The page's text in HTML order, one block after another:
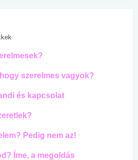
szerelmes vagyok?
és kapcsolat
Pedig nem az!
Íme, a megoldás